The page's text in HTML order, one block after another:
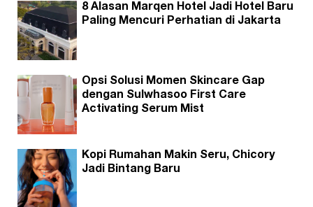
8 Alasan Marqen Hotel Jadi Hotel Baru
Paling Mencuri Perhatian di Jakarta
Opsi Solusi Momen Skincare Gap
dengan Sulwhasoo First Care
Activating Serum Mist
Kopi Rumahan Makin Seru, Chicory
Jadi Bintang Baru